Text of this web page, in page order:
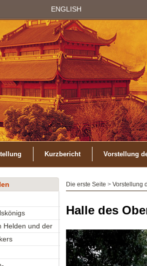
ENGLISH
Kurzbericht Vorstellung
Helden und der
Die erste Seite > Vorstellung
Halle des